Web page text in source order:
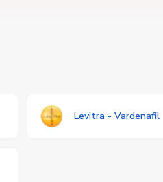
Levitra - Vardenafil